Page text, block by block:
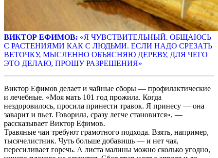
ВИКТОР ЕФИМОВ: «Я ЧУВСТВИТЕЛЬНЫЙ. ОБЩАЮСЬ
С РАСТЕНИЯМИ КАК С ЛЮДЬМИ. ЕСЛИ НАДО СРЕЗАТЬ
ВЕТОЧКУ, МЫСЛЕННО ОБЪЯСНЯЮ ДЕРЕВУ, ДЛЯ ЧЕГО
ЭТО ДЕЛАЮ, ПРОШУ РАЗРЕШЕНИЯ»
Виктор Ефимов делает и чайные сборы — профилактические
и лечебные. «Моя мать 101 год прожила. Когда
нездоровилось, просила принести травок. Я принесу — она
заварит и пьет. Говорила, сразу легче становится», —
рассказывает Виктор Ефимов.
Травяные чаи требуют грамотного подхода. Взять, например,
тысячелистник. Чуть больше добавишь — и нет чая,
пересиливает горечь. А листа малины можно сколько угодно,